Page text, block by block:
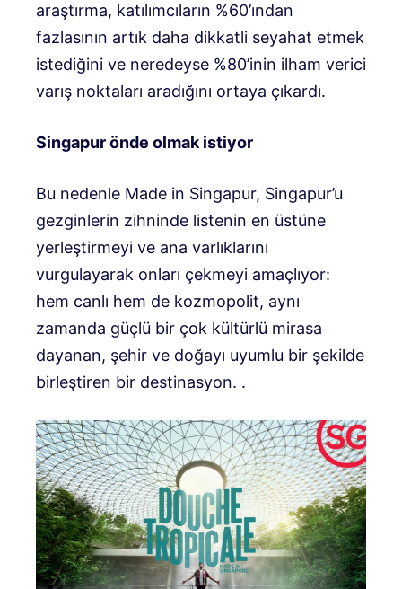
araştırma, katılımcıların %60’ından
fazlasının artık daha dikkatli seyahat etmek
istediğini ve neredeyse %80’inin ilham verici
varış noktaları aradığını ortaya çıkardı.
Singapur önde olmak istiyor
Bu nedenle Made in Singapur, Singapur’u
gezginlerin zihninde listenin en üstüne
yerleştirmeyi ve ana varlıklarını
vurgulayarak onları çekmeyi amaçlıyor:
hem canlı hem de kozmopolit, aynı
zamanda güçlü bir çok kültürlü mirasa
dayanan, şehir ve doğayı uyumlu bir şekilde
birleştiren bir destinasyon. .